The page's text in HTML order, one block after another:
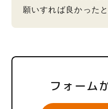
願いすれば良かった
フォーム